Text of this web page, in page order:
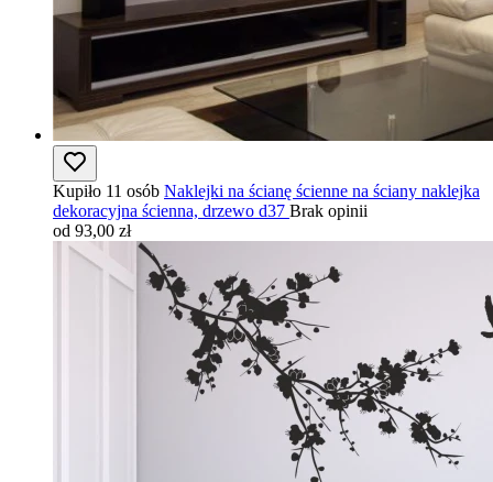
Kupiło 11 osób Naklejki na ścianę ścienne na ściany naklejka
dekoracyjna ścienna, drzewo d37 Brak opinii
od 93,00 zł